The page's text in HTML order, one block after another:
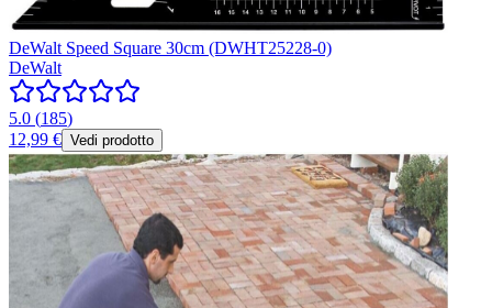
DeWalt Speed Square 30cm (DWHT25228-0)
DeWalt
5.0 (185)
12,99 € Vedi prodotto